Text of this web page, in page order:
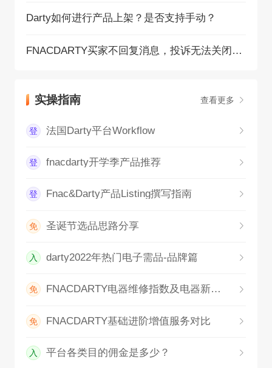
Darty如何进行产品上架？是否支持手动？
FNACDARTY买家不回复消息，投诉无法关闭解决方法
实操指南 查看更多
登 法国Darty平台Workflow
登 fnacdarty开学季产品推荐
登 Fnac&Darty产品Listing撰写指南
免 圣诞节选品思路分享
入 darty2022年热门电子需品-品牌篇
免 FNACDARTY电器维修指数及电器新能源标识补充位置
免 FNACDARTY基础进阶增值服务对比
入 平台各类目的佣金是多少？